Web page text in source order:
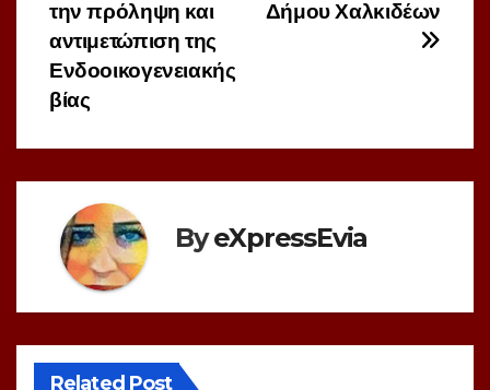
Δήμου Χαλκιδέων
την πρόληψη και
αντιμετώπιση της
Ενδοοικογενειακής
βίας
ByeXpressEvia
Related Post